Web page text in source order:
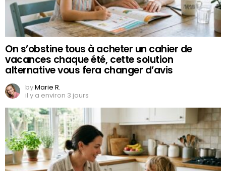
On s’obstine tous à acheter un cahier de
vacances chaque été, cette solution
alternative vous fera changer d’avis
byMarie R.
il y a environ 3 jours